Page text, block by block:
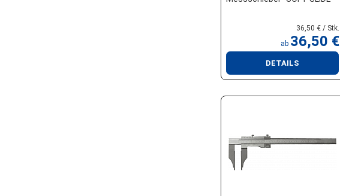
36,50 € / Stk.
ab 36,50 €
DETAILS